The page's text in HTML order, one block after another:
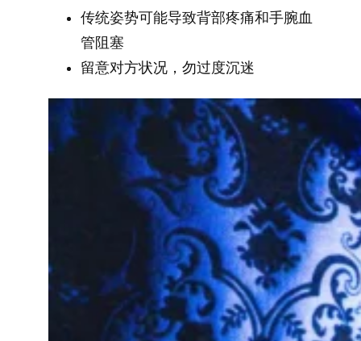
传统姿势可能导致背部疼痛和手腕血
管阻塞
留意对方状况，勿过度沉迷